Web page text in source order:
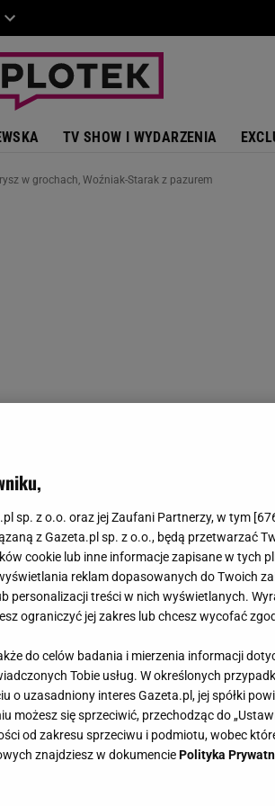
TV SHOW I WYDARZENIA
w grochach, Woźniak-Starak z pazurem
Zjawiskowa Grysz w
sp. z o.o. oraz jej Zaufani Partnerzy, w tym [
z Gazeta.pl sp. z o.o., będą przetwarzać
cookie lub inne informacje zapisane w tych
reklam dopasowanych do Twoich
personalizacji treści w nich wyświetlanych.
ograniczyć jej zakres lub chcesz wycofać
do celów badania i mierzenia informacji
Tobie usług. W określonych
o uzasadniony interes Gazeta.pl, jej spółki
możesz się sprzeciwić, przechodząc do
od zakresu sprzeciwu i podmiotu, wobec
znajdziesz w dokumenciePolityka